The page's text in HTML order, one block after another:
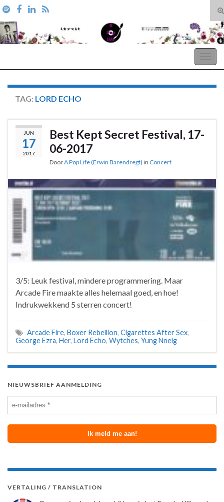
Search for:
TAG: LORD ECHO
JUN
17
2017
Best Kept Secret Festival, 17-
06-2017
DoorA Pop Life (Erwin Barendregt) in Concert
3/5: Leuk festival, mindere programmering. Maar
Arcade Fire maakte alles helemaal goed, en hoe!
Indrukwekkend 5 sterren concert!
Arcade Fire, Boxer Rebellion, Cigarettes After Sex,
George Ezra, Her, Lord Echo, Wytches, Yung Nnelg
NIEUWSBRIEF AANMELDING
VERTALING / TRANSLATION